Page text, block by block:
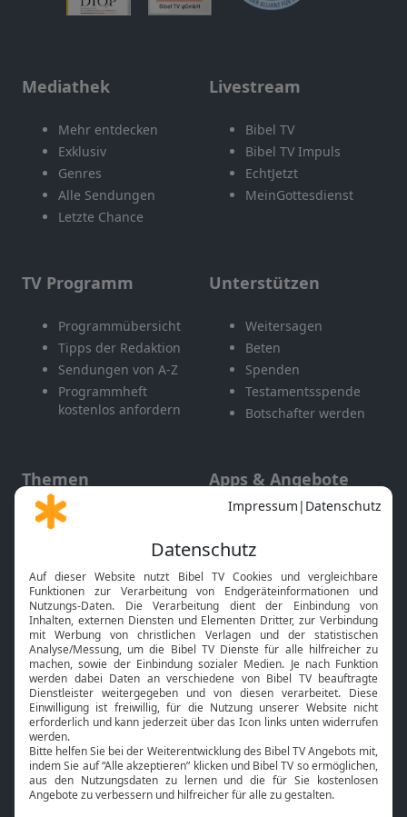
Mediathek
Mehr entdecken
Exklusiv
Genres
Alle Sendungen
Letzte Chance
Livestream
Bibel TV
Bibel TV Impuls
EchtJetzt
MeinGottesdienst
TV Programm
Programmübersicht
Tipps der Redaktion
Sendungen von A-Z
Programmheft
kostenlos anfordern
Unterstützen
Weitersagen
Beten
Spenden
Testamentsspende
Botschafter werden
Themen
Gott und Bibel erklärt
Neuigkeiten
Apps & Angebote
Mobile App
Smart TV
HbbTV
Bibelthek Online-Bibel
Nächster Gottesdienst
Bibel TV
Über uns
Jobs
Service
Kontakt
TV-Empfang